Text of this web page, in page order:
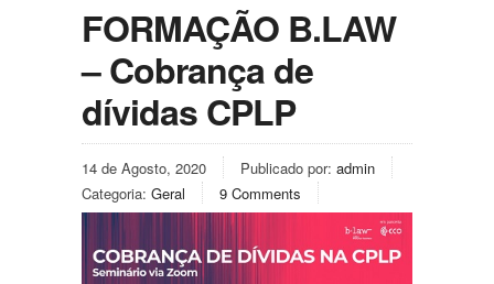
FORMAÇÃO B.LAW
– Cobrança de
dívidas CPLP
14 de Agosto, 2020 Publicado por: admin
Categoria: Geral 9 Comments